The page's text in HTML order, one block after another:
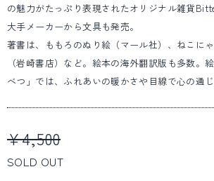
の魅力がたっぷり表現されたオリジナル雑貨
大手メーカーから文具も発売。
著書は、ももろのぬり絵（マール社）、ねこに
（岩崎書店）など。絵本の海外翻訳版も多数。
べつ」では、ふれあいの暖かさや目線で心の通じ
¥4,500
SOLD OUT